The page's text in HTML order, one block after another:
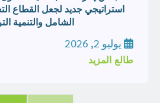
استراتيجي جديد لجعل القطاع
الشامل والتنمية
يوليو 2, 2026
طالع المزيد